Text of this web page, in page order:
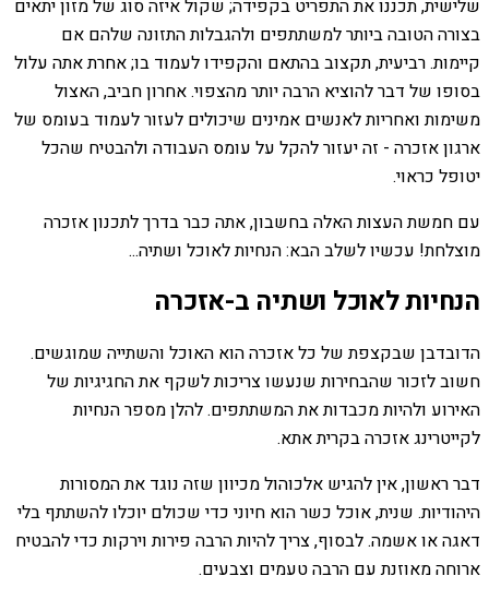
שלישית, תכננו את התפריט בקפידה; שקול איזה סוג של מזון יתאים
בצורה הטובה ביותר למשתתפים ולהגבלות התזונה שלהם אם
קיימות. רביעית, תקצוב בהתאם והקפידו לעמוד בו; אחרת אתה עלול
בסופו של דבר להוציא הרבה יותר מהצפוי. אחרון חביב, האצול
משימות ואחריות לאנשים אמינים שיכולים לעזור לעמוד בעומס של
ארגון אזכרה - זה יעזור להקל על עומס העבודה ולהבטיח שהכל
יטופל כראוי.
עם חמשת העצות האלה בחשבון, אתה כבר בדרך לתכנון אזכרה
מוצלחת! עכשיו לשלב הבא: הנחיות לאוכל ושתיה...
הנחיות לאוכל ושתיה ב-אזכרה
הדובדבן שבקצפת של כל אזכרה הוא האוכל והשתייה שמוגשים.
חשוב לזכור שהבחירות שנעשו צריכות לשקף את החגיגיות של
האירוע ולהיות מכבדות את המשתתפים. להלן מספר הנחיות
לקייטרינג אזכרה בקרית אתא.
דבר ראשון, אין להגיש אלכוהול מכיוון שזה נוגד את המסורות
היהודיות. שנית, אוכל כשר הוא חיוני כדי שכולם יוכלו להשתתף בלי
דאגה או אשמה. לבסוף, צריך להיות הרבה פירות וירקות כדי להבטיח
ארוחה מאוזנת עם הרבה טעמים וצבעים.